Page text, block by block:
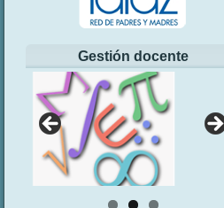
Gestión docente